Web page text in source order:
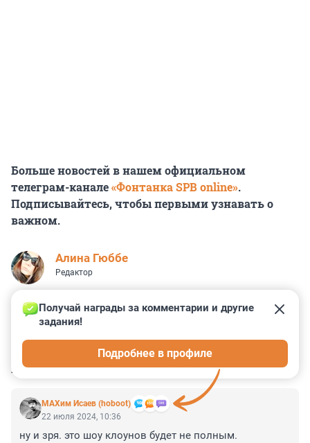
Больше новостей в нашем официальном
телеграм-канале«Фонтанка SPB online».
Подписывайтесь, чтобы первыми узнавать о
важном.
Алина Гюббе
Редактор
КОММЕНТАРИИ 182
МАХим Исаев (hoboot)
Получай награды за комментарии и другие
задания!
Подробнее в профиле
22 июля 2024, 10:36
ну и зря. это шоу клоунов будет не полным.